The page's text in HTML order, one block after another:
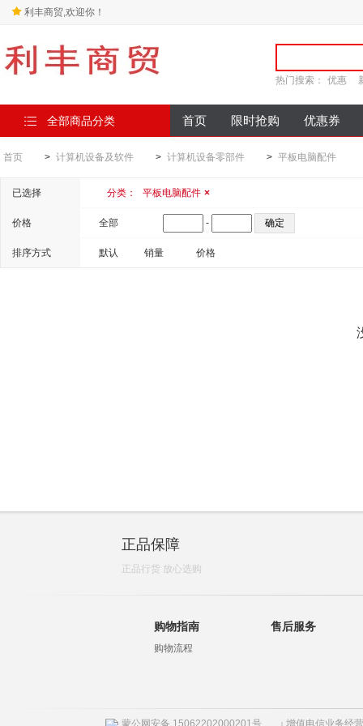
利丰商贸,欢迎你！
热门搜索： 优惠
全部商品分类 首页 限时抢购 优惠券
首页 > 计算机设备及软件 > 计算机设备零部件 > 平板电脑配件
已选择 分类： 平板电脑配件 ×
价格 全部 -
排序方式 默认 销量 价格
正品保障
正品行货 放心选购
购物指南
购物流程
售后服务